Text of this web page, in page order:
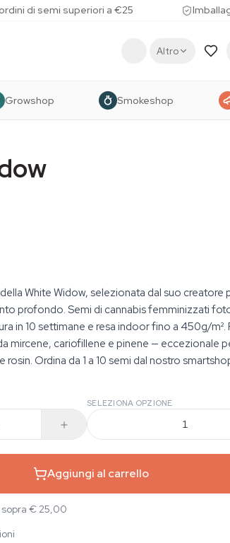
di semi superiori a €25
Altro
Growshop Smokeshop
White Widow, selezionata dal suo creatore
profondo. Semi di cannabis femminizzati
in 10 settimane e resa indoor fino a 450g/m².
mircene, cariofillene e pinene — eccezionale
rosin. Ordina da 1 a 10 semi dal nostro
SELEZIONA OPZIONE
1
Aggiungi al carrello
€ 25,00